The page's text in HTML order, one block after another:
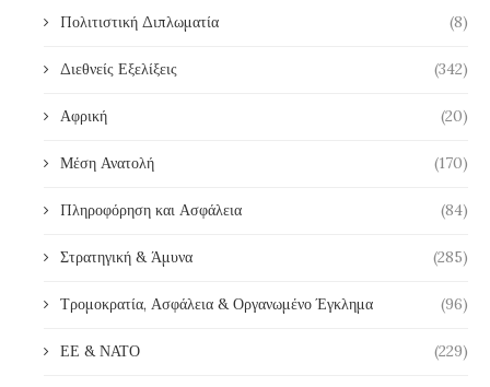
Πολιτιστική Διπλωματία (8)
Διεθνείς Εξελίξεις (342)
Αφρική (20)
Μέση Ανατολή (170)
Πληροφόρηση και Ασφάλεια (84)
Στρατηγική & Άμυνα (285)
Τρομοκρατία, Ασφάλεια & Οργανωμένο Έγκλημα (96)
ΕΕ & ΝΑΤΟ (229)